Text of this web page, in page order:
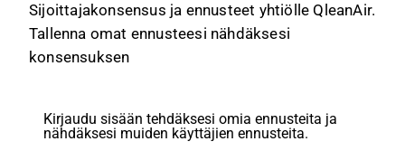
Sijoittajakonsensus ja ennusteet yhtiölle QleanAir.
Tallenna omat ennusteesi nähdäksesi
konsensuksen
Kirjaudu sisään tehdäksesi omia ennusteita ja
nähdäksesi muiden käyttäjien ennusteita.